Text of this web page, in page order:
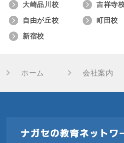
大崎品川校
吉祥寺
自由が丘校
町田校
新宿校
ホーム 会社案内